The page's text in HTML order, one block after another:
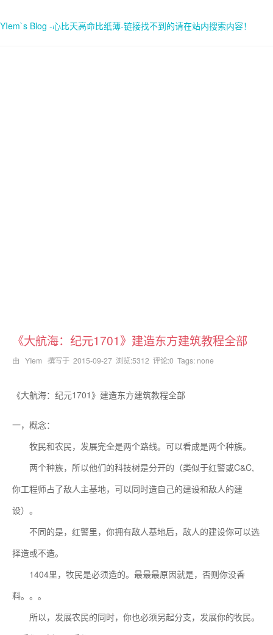
YIem`s Blog -心比天高命比纸薄-链接找不到的请在站内搜索内容！
《大航海：纪元1701》建造东方建筑教程全部
由 YIem 撰写于 2015-09-27 浏览:5312 评论:0 Tags: none
《大航海：纪元1701》建造东方建筑教程全部
一，概念：
牧民和农民，发展完全是两个路线。可以看成是两个种族。
两个种族，所以他们的科技树是分开的（类似于红警或C&C,
你工程师占了敌人主基地，可以同时造自己的建设和敌人的建
设）。
不同的是，红警里，你拥有敌人基地后，敌人的建设你可以选
择造或不造。
1404里，牧民是必须造的。最最最原因就是，否则你没香
料。。。
所以，发展农民的同时，你也必须另起分支，发展你的牧民。